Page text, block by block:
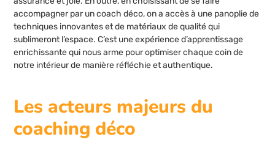
accompagner par un coach déco, on a accès à une panoplie de
techniques innovantes et de matériaux de qualité qui
sublimeront l’espace. C’est une expérience d’apprentissage
enrichissante qui nous arme pour optimiser chaque coin de
notre intérieur de manière réfléchie et authentique.
Les acteurs majeurs du
coaching déco